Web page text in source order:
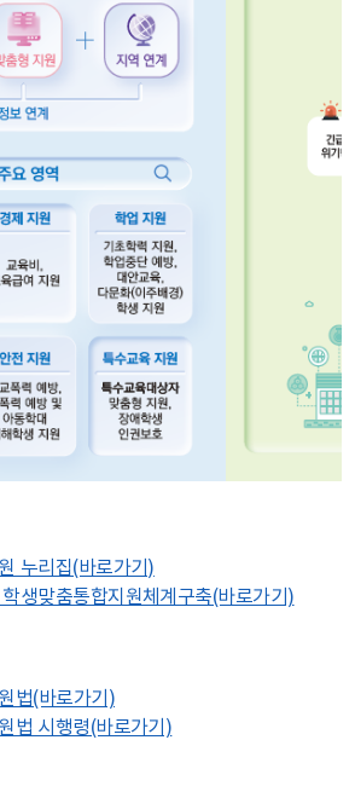
누리집(바로가기)
생맞춤통합지원체계구축(바로가기)
법(바로가기)
법 시행령(바로가기)